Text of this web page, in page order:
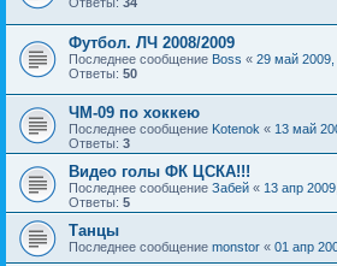
Футбол. ЛЧ 2008/2009
Последнее сообщение Boss « 29 май 2009,
Ответы: 50
ЧМ-09 по хоккею
Последнее сообщение Kotenok « 13 май
Ответы: 3
Видео голы ФК ЦСКА!!!
Последнее сообщение Забей « 13 апр
Ответы: 5
Танцы
Последнее сообщение monstor « 01 апр